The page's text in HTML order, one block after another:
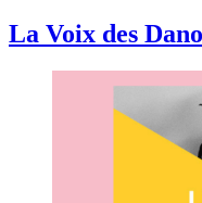
La Voix des